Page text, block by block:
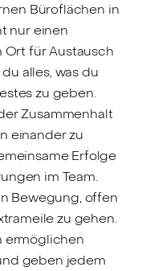
Büroflächen in
nur einen
Ort für Austausch
alles, was du
zu geben.
Zusammenhalt
einander zu
Erfolge
im Team.
Bewegung, offen
zu gehen.
ermöglichen
geben jedem